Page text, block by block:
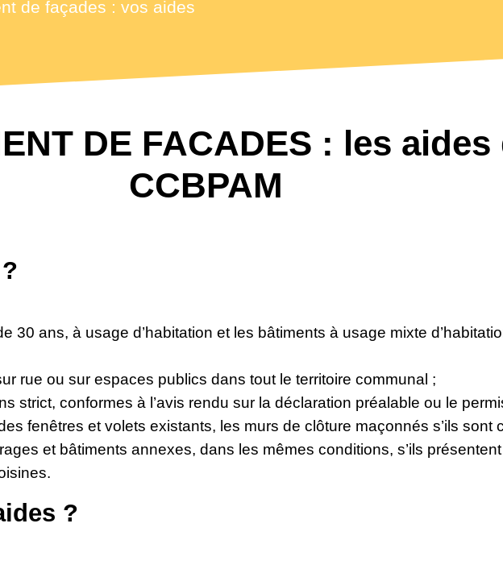
de façades : vos aides
DE FACADES : les aides
CCBPAM
30 ans, à usage d’habitation et les bâtiments à usage mixte
rue ou sur espaces publics dans tout le territoire communal ;
strict, conformes à l’avis rendu sur la déclaration préalable ou le
fenêtres et volets existants, les murs de clôture maçonnés s’ils sont
et bâtiments annexes, dans les mêmes conditions, s’ils
?